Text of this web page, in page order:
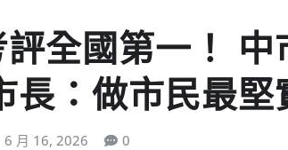
評全國第一！
長：做市民最堅
6 月 16, 2026 0